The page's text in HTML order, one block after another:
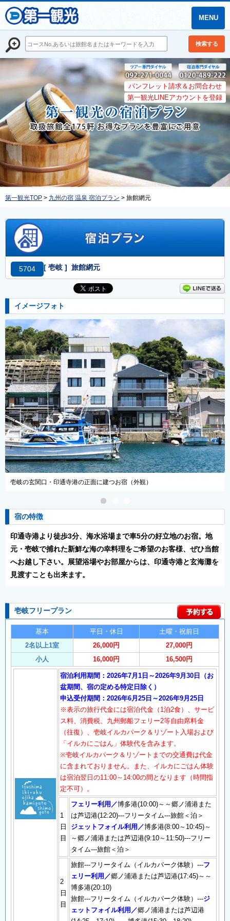
MENU
検索する
パンフレット請求＆お問合わせ
第一観光LINEアカウントを登録
第一観光TOP > 九州の宿 温泉 宿泊プラン > 旅館網元
5704 [ 壱岐 ] 旅館網元
イメージフォト
つお宿（外観） 展望風呂からは印通寺港と玄界灘を
宿の特徴
印通寺港より徒歩3分、海水浴場まで車5分の好立地のお宿。地
元・壱岐で捕れた新鮮な海の幸料理をご希望のお客様、ぜひ当館
へお越し下さい。展望浴場やお部屋からは、印通寺港と玄海灘を
見渡すことも出来ます。
壱岐フリープラン
基本 平日・休日
土曜・祝前日
2名以上1室
26,000円
27,000円
小人
16,000円 16,500円
宿泊利用期間：2026年7月1日～2026年9月30日（お
盆期間、宿の定める特定日除く）
申込受付期間：2026年6月25日～2026年9月25日
※表示の旅行代金には宿泊代金（1泊2食）、サービ
ス料、消費税、九州郵船フェリー2等自由席料金
（往復）、壱岐イルカパーク＆リゾート入場および
「イルカにごはん」体験代を含みます。
※壱岐イルカパーク＆リゾートまでの交通費は代金
に含まれておりません。また、イルカにごはん体験
は宿泊翌日の11:00～14:00の間となります（時間指
定不可）。
1
日
目
フェリー利用／博多港(10:00)～～郷ノ浦港また
は芦辺港(12:20)---フリータイム---旅館＜泊＞
ジェットフォイル利用／博多港(8:00～10:45)～
～郷ノ浦港または芦辺港(9:10～11:50)---フリー
タイム---旅館＜泊＞
2
日
目
旅館---フリータイム（イルカパーク体験）---フ
ェリー利用／郷ノ浦港または芦辺港(17:45)～～
博多港(20:10)
旅館---フリータイム（イルカパーク体験）---ジ
ェットフォイル利用／郷ノ浦港または芦辺港